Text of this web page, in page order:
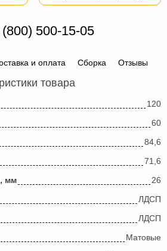
(800) 500-15-05
и оплата Сборка Отзывы
товара
120
60
84,6
71,6
мм
26
ЛДСП
ЛДСП
Матовые